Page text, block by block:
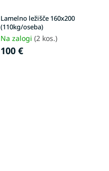
Lamelno ležišče 160x200
(110kg/oseba)
Na zalogi (2 kos.)
100 €